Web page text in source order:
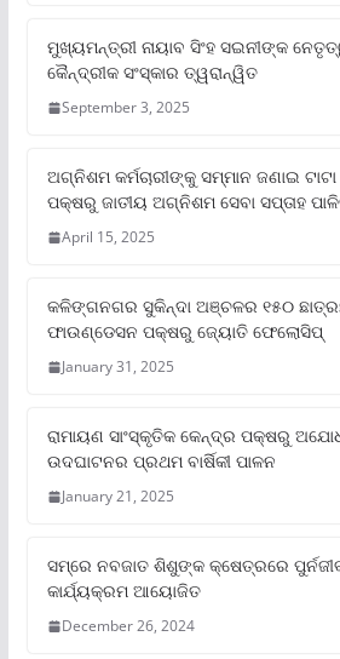
ମୁଖ୍ୟମନ୍ତ୍ରୀ ନାୟାବ ସିଂହ ସଇନୀଙ୍କ
କୈନ୍ଦ୍ରୀକ ସଂସ୍କାର ତ୍ୱରାନ୍ୱିତ
September 3, 2025
ଅଗ୍ନିଶମ କର୍ମଚାରୀଙ୍କୁ ସମ୍ମାନ ଜଣାଇ
ପକ୍ଷରୁ ଜାତୀୟ ଅଗ୍ନିଶମ ସେବା ସପ୍ତାହ
April 15, 2025
କଳିଙ୍ଗନଗର ସୁକିନ୍ଦା ଅଞ୍ଚଳର ୧୫୦
ଫାଉଣ୍ଡେସନ ପକ୍ଷରୁ ଜ୍ୟୋତି ଫେଲୋସିପ୍‌
January 31, 2025
ରାମାୟଣ ସାଂସ୍କୃତିକ କେନ୍ଦ୍ର ପକ୍ଷରୁ
ଉଦଘାଟନର ପ୍ରଥମ ବାର୍ଷିକୀ ପାଳନ
January 21, 2025
ସମ୍‌ରେ ନବଜାତ ଶିଶୁଙ୍କ କ୍ଷେତ୍ରରେ
କାର୍ଯ୍ୟକ୍ରମ ଆୟୋଜିତ
December 26, 2024